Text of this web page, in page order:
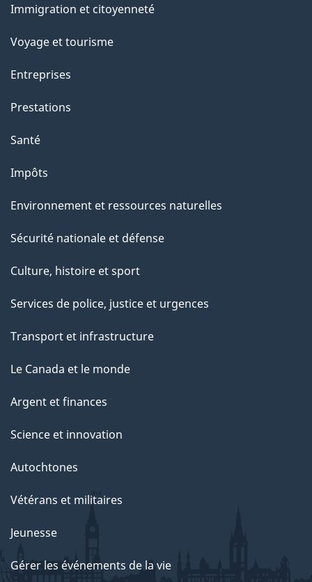
sujets
Immigration et citoyenneté
Voyage et tourisme
Entreprises
Prestations
Santé
Impôts
Environnement et ressources naturelles
Sécurité nationale et défense
Culture, histoire et sport
Services de police, justice et urgences
Transport et infrastructure
Le Canada et le monde
Argent et finances
Science et innovation
Autochtones
Vétérans et militaires
Jeunesse
Gérer les événements de la vie